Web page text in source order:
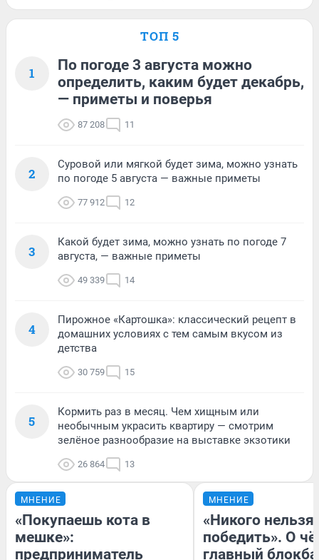
ТОП 5
1
По погоде 3 августа можно
определить, каким будет декабрь,
— приметы и поверья
87 208 11
2
Суровой или мягкой будет зима, можно узнать
по погоде 5 августа — важные приметы
77 912 12
3
Какой будет зима, можно узнать по погоде 7
августа, — важные приметы
49 339 14
4
Пирожное «Картошка»: классический рецепт в
домашних условиях с тем самым вкусом из
детства
30 759 15
5
Кормить раз в месяц. Чем хищным или
необычным украсить квартиру — смотрим
зелёное разнообразие на выставке экзотики
26 864 13
МНЕНИЕ
«Покупаешь кота в
мешке»:
предприниматель
МНЕНИЕ
«Никого нельзя
победить». О
главный